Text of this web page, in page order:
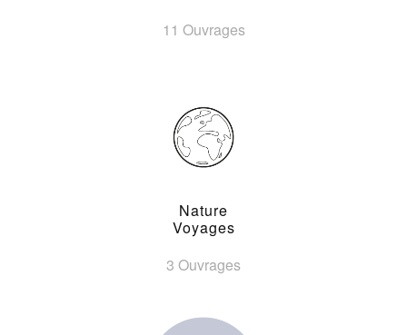
11 Ouvrages
Nature
Voyages
3 Ouvrages